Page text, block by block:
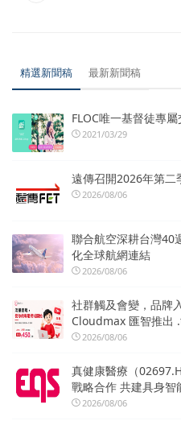
精選新聞稿 最新新聞稿
FLOC唯一基督徒專
2021/03/29
遠傳召開2026年第二
2026/08/06
聯合航空深耕台灣40
化全球航網連結
2026/08/06
社群觸及會變，品牌
Cloudmax 匯智推出
2026/08/06
真健康醫療（
戰略合作 共建具身智
2026/08/06